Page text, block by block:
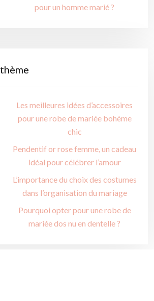
pour un homme marié ?
Les meilleures idées d’accessoires
pour une robe de mariée bohème
chic
Pendentif or rose femme, un cadeau
idéal pour célébrer l’amour
L’importance du choix des costumes
dans l’organisation du mariage
Pourquoi opter pour une robe de
mariée dos nu en dentelle ?